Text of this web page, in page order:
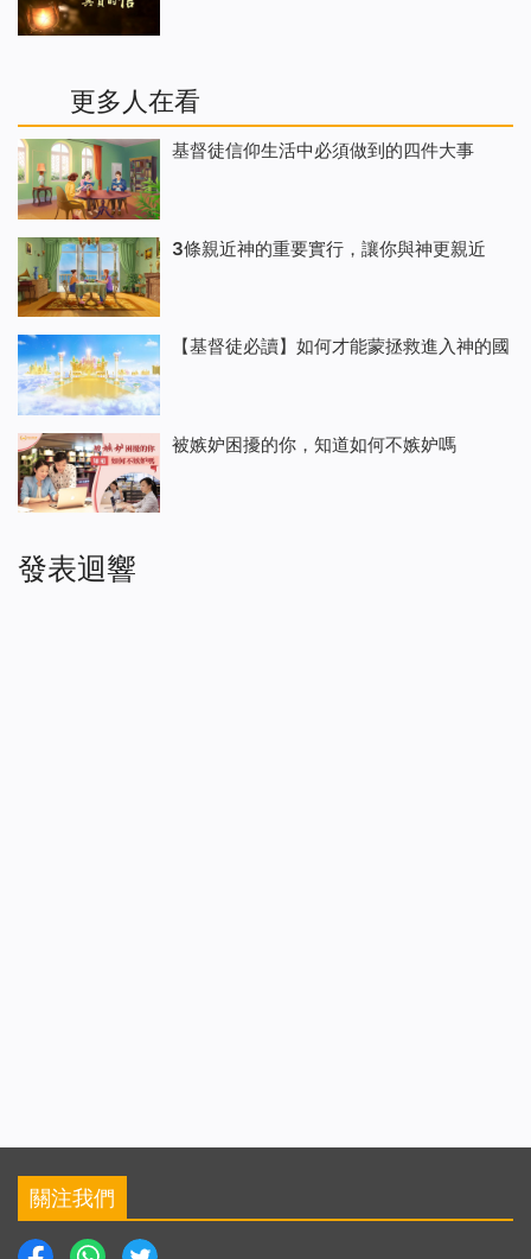
更多人在看
基督徒信仰生活中必須做到的四件大事
3條親近神的重要實行，讓你與神更親近
【基督徒必讀】如何才能蒙拯救進入神的國
被嫉妒困擾的你，知道如何不嫉妒嗎
發表迴響
關注我們